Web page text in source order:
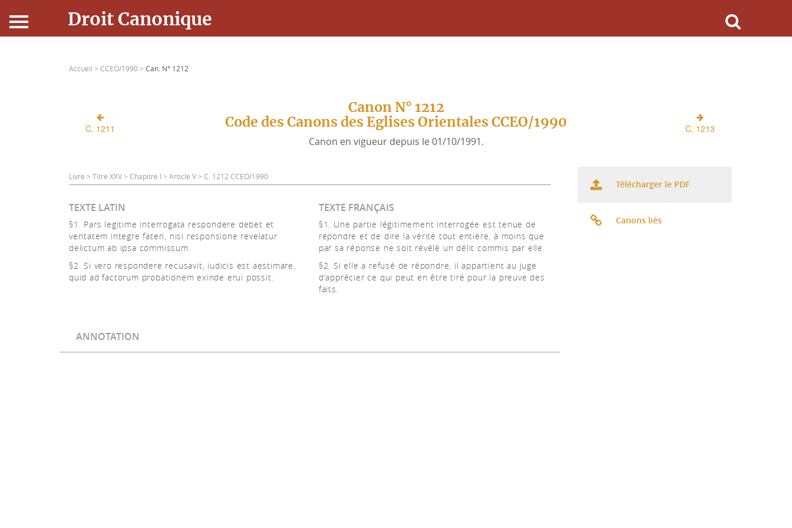
Droit Canonique
Connexion
Accueil > CCEO/1990 > Can. N° 1212
C. 1211
Canon N° 1212
Code des Canons des Eglises Orientales CCEO/1990
Canon en vigueur depuis le 01/10/1991.
C. 1213
Livre > Titre XXV > Chapitre I > Article V > C. 1212 CCEO/1990
TEXTE LATIN TEXTE FRANÇAIS
§1. Pars legitime interrogata respondere debet et
veritatem integre fateri, nisi responsione revelatur
delictum ab ipsa commissum.
§1. Une partie légitimement interrogée est tenue de
répondre et de dire la vérité tout entière, à moins que
par sa réponse ne soit révélé un délit commis par elle.
§2. Si vero respondere recusavit, iudicis est aestimare,
quid ad factorum probationem exinde erui possit.
§2. Si elle a refusé de répondre, il appartient au juge
d'apprécier ce qui peut en être tiré pour la preuve des
faits.
ANNOTATION
Télécharger le PDF
Canons liés